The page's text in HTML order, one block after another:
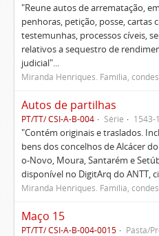
"Reune autos de arrematação,
penhoras, petição, posse, cartas
testemunhas, processos cíveis,
relativos a sequestro de
judicial"...
Miranda Henriques. Família,
Autos de partilhas
PT/TT/ CSI-A-B-004 Série 1543-
"Contém originais e traslados.
bens dos concelhos de Alcácer
o-Novo, Moura, Santarém e
disponível no DigitArq do ANTT,
Miranda Henriques. Família,
Maço 15
PT/TT/ CSI-A-B-004-0015 Pasta/